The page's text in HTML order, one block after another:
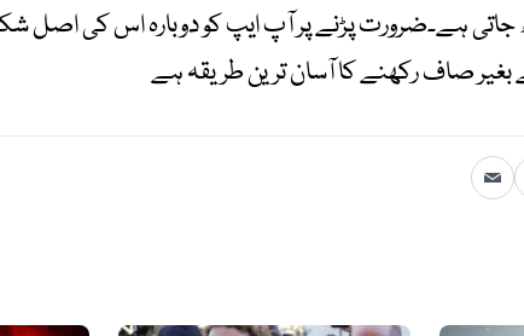
جاتی ہے۔ضرورت پڑنے پر آپ ایپ کو دوبارہ اس کی اصل
صاف رکھنے کا آسان ترین طریقہ ہے